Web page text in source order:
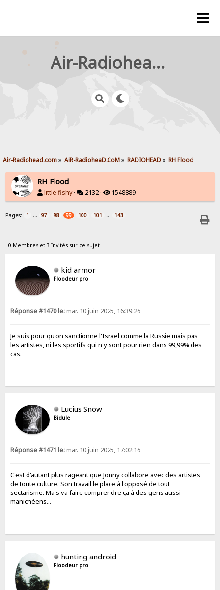
Air-Radiohead.com
Air-Radiohead.com» AiR-RadioheaD.CoM» RADIOHEAD» RH Flood
RH Flood
little fishy· 2132 · 1548889
Pages: 1 ... 97 98 99 100 101 ... 143
0 Membres et 3 Invités sur ce sujet
kid armor
Floodeur pro
Réponse #1470 le:mar. 10 juin 2025, 16:39:26
Je suis pour qu'on sanctionne l'Israel comme la Russie mais pas
les artistes, ni les sportifs qui n'y sont pour rien dans 99,99% des
cas.
Lucius Snow
Bidule
Réponse #1471 le:mar. 10 juin 2025, 17:02:16
C'est d'autant plus rageant que Jonny collabore avec des artistes
de toute culture. Son travail le place à l'opposé de tout
sectarisme. Mais va faire comprendre ça à des gens aussi
manichéens...
hunting android
Floodeur pro